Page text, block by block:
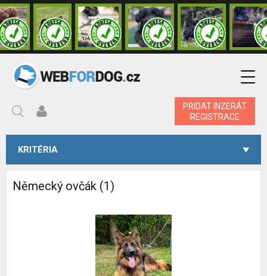
PŘIDAT INZERÁT
REGISTRACE
KRITÉRIA
Německý ovčák (1)